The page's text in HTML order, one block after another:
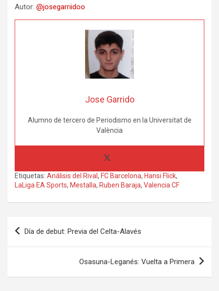
Autor: @josegarriidoo
Jose Garrido
Alumno de tercero de Periodismo en la Universitat de
València
Etiquetas: Análisis del Rival , FC Barcelona, Hansi Flick,
LaLiga EA Sports, Mestalla, Ruben Baraja, Valencia CF
Navegación
de
Día de debut: Previa del Celta-Alavés
Osasuna-Leganés: Vuelta a Primera